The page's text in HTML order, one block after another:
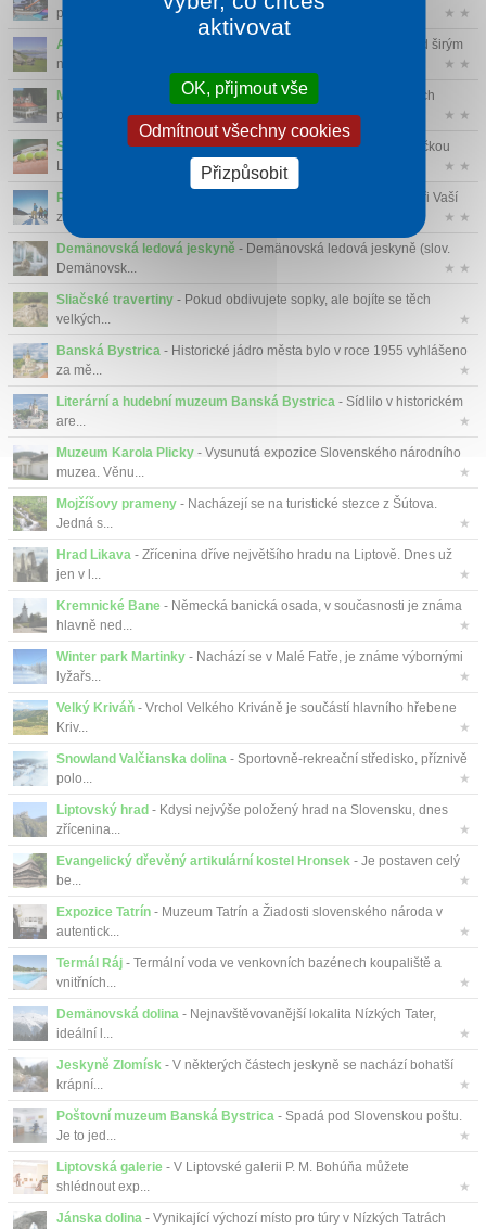
par...
★ ★
Archeoskanzen Havránok
- Keltský a středověký skanzen pod širým
nebem. Uk...
★ ★
Mini Slovensko
- Mini Slovensko je areál slovenských kulturních
památek. P...
★ ★
Sportovní areál Hájik- Zázemí zde má hlavně tenis, pod hlavičkou
Liesk...
★ ★
RAW Vrátna
- Vyzkoušejte širokou nabídku kvalitních služeb při Vaší
zimní...
★ ★
Demänovská ledová jeskyně - Demänovská ledová jeskyně (slov.
Demänovsk...
★ ★
Sliačské travertiny - Pokud obdivujete sopky, ale bojíte se těch
velkých...
★
Banská Bystrica - Historické jádro města bylo v roce 1955 vyhlášeno
za mě...
★
Literární a hudební muzeum Banská Bystrica - Sídlilo v historickém
are...
★
Muzeum Karola Plicky - Vysunutá expozice Slovenského národního
muzea. Věnu...
★
Mojžíšovy prameny - Nacházejí se na turistické stezce z Šútova.
Jedná s...
★
Hrad Likava - Zřícenina dříve největšího hradu na Liptově. Dnes už
jen v l...
★
Kremnické Bane - Německá banická osada, v současnosti je známa
hlavně ned...
★
Winter park Martinky - Nachází se v Malé Fatře, je známe výbornými
lyžařs...
★
Velký Kriváň - Vrchol Velkého Kriváně je součástí hlavního hřebene
Kriv...
★
Snowland Valčianska dolina - Sportovně-rekreační středisko, příznivě
polo...
★
Liptovský hrad - Kdysi nejvýše položený hrad na Slovensku, dnes
zřícenina...
★
Evangelický dřevěný artikulární kostel Hronsek - Je postaven celý
be...
★
Expozice Tatrín - Muzeum Tatrín a Žiadosti slovenského národa v
autentick...
★
Termál Ráj - Termální voda ve venkovních bazénech koupaliště a
vnitřních...
★
Demänovská dolina - Nejnavštěvovanější lokalita Nízkých Tater,
ideální l...
★
Jeskyně Zlomísk - V některých částech jeskyně se nachází bohatší
krápní...
★
Poštovní muzeum Banská Bystrica - Spadá pod Slovenskou poštu.
Je to jed...
★
Liptovská galerie - V Liptovské galerii P. M. Bohúňa můžete
shlédnout exp...
★
Jánska dolina - Vynikající výchozí místo pro túry v Nízkých Tatrách
aktivovat
OK, přijmout vše
Odmítnout všechny cookies
Přizpůsobit